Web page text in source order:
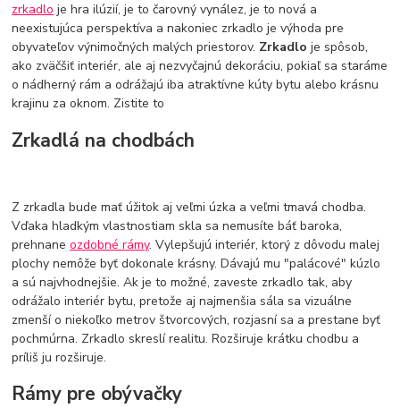
zrkadlo je hra ilúzií, je to čarovný vynález, je to nová a
neexistujúca perspektíva a nakoniec zrkadlo je výhoda pre
obyvateľov výnimočných malých priestorov. Zrkadloje spôsob,
ako zväčšiť interiér, ale aj nezvyčajnú dekoráciu, pokiaľ sa staráme
o nádherný rám a odrážajú iba atraktívne kúty bytu alebo krásnu
krajinu za oknom. Zistite to
Zrkadlá na chodbách
Z zrkadla bude mať úžitok aj veľmi úzka a veľmi tmavá chodba.
Vďaka hladkým vlastnostiam skla sa nemusíte báť baroka,
prehnaneozdobné rámy. Vylepšujú interiér, ktorý z dôvodu malej
plochy nemôže byť dokonale krásny. Dávajú mu "palácové" kúzlo
a sú najvhodnejšie. Ak je to možné, zaveste zrkadlo tak, aby
odrážalo interiér bytu, pretože aj najmenšia sála sa vizuálne
zmenší o niekoľko metrov štvorcových, rozjasní sa a prestane byť
pochmúrna. Zrkadlo skreslí realitu. Rozširuje krátku chodbu a
príliš ju rozširuje.
Rámy pre obývačky